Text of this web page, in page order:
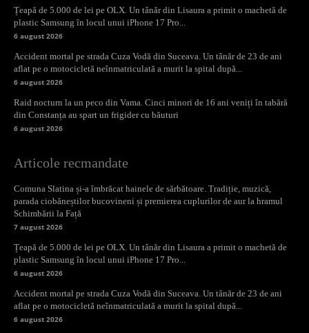
Țeapă de 5.000 de lei pe OLX. Un tânăr din Lisaura a primit o machetă de
plastic Samsung în locul unui iPhone 17 Pro...
6 august 2026
Accident mortal pe strada Cuza Vodă din Suceava. Un tânăr de 23 de ani
aflat pe o motocicletă neînmatriculată a murit la spital după...
6 august 2026
Raid nocturn la un peco din Vama. Cinci minori de 16 ani veniți în tabără
din Constanța au spart un frigider cu băuturi
6 august 2026
Articole recmandate
Comuna Slatina și-a îmbrăcat hainele de sărbătoare. Tradiție, muzică,
parada ciobăneștilor bucovineni și premierea cuplurilor de aur la hramul
Schimbării la Față
7 august 2026
Țeapă de 5.000 de lei pe OLX. Un tânăr din Lisaura a primit o machetă de
plastic Samsung în locul unui iPhone 17 Pro...
6 august 2026
Accident mortal pe strada Cuza Vodă din Suceava. Un tânăr de 23 de ani
aflat pe o motocicletă neînmatriculată a murit la spital după...
6 august 2026